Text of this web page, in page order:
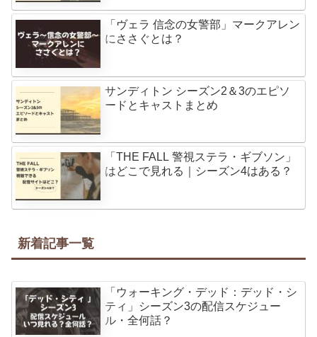
「ヴェラ 信念の女警部」マークアレン
にささぐとは？
サンディトン シーズン2＆3のエピソ
ードとキャストまとめ
「THE FALL 警視ステラ・ギブソン」
はどこで見れる｜シーズン4はある？
新着記事一覧
「ウォーキング・デッド：デッド・シ
ティ」シーズン3の配信スケジュー
ル・全何話？